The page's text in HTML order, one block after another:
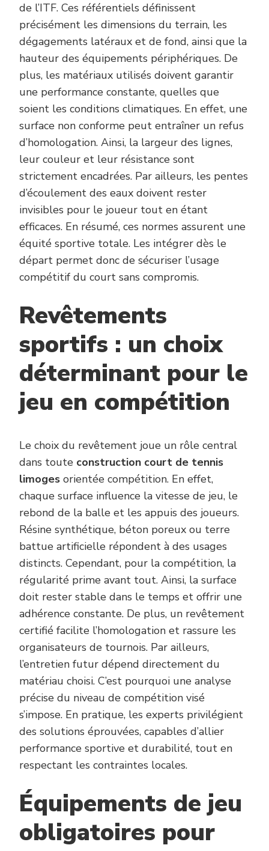
de l’ITF. Ces référentiels définissent
précisément les dimensions du terrain, les
dégagements latéraux et de fond, ainsi que la
hauteur des équipements périphériques. De
plus, les matériaux utilisés doivent garantir
une performance constante, quelles que
soient les conditions climatiques. En effet, une
surface non conforme peut entraîner un refus
d’homologation. Ainsi, la largeur des lignes,
leur couleur et leur résistance sont
strictement encadrées. Par ailleurs, les pentes
d’écoulement des eaux doivent rester
invisibles pour le joueur tout en étant
efficaces. En résumé, ces normes assurent une
équité sportive totale. Les intégrer dès le
départ permet donc de sécuriser l’usage
compétitif du court sans compromis.
Revêtements
sportifs : un choix
déterminant pour le
jeu en compétition
Le choix du revêtement joue un rôle central
dans toute construction court de tennis
limoges orientée compétition. En effet,
chaque surface influence la vitesse de jeu, le
rebond de la balle et les appuis des joueurs.
Résine synthétique, béton poreux ou terre
battue artificielle répondent à des usages
distincts. Cependant, pour la compétition, la
régularité prime avant tout. Ainsi, la surface
doit rester stable dans le temps et offrir une
adhérence constante. De plus, un revêtement
certifié facilite l’homologation et rassure les
organisateurs de tournois. Par ailleurs,
l’entretien futur dépend directement du
matériau choisi. C’est pourquoi une analyse
précise du niveau de compétition visé
s’impose. En pratique, les experts privilégient
des solutions éprouvées, capables d’allier
performance sportive et durabilité, tout en
respectant les contraintes locales.
Équipements de jeu
obligatoires pour